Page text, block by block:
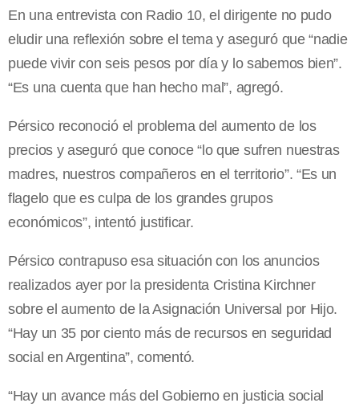
En una entrevista con Radio 10, el dirigente no pudo
eludir una reflexión sobre el tema y aseguró que “nadie
puede vivir con seis pesos por día y lo sabemos bien”.
“Es una cuenta que han hecho mal”, agregó.
Pérsico reconoció el problema del aumento de los
precios y aseguró que conoce “lo que sufren nuestras
madres, nuestros compañeros en el territorio”. “Es un
flagelo que es culpa de los grandes grupos
económicos”, intentó justificar.
Pérsico contrapuso esa situación con los anuncios
realizados ayer por la presidenta Cristina Kirchner
sobre el aumento de la Asignación Universal por Hijo.
“Hay un 35 por ciento más de recursos en seguridad
social en Argentina”, comentó.
“Hay un avance más del Gobierno en justicia social